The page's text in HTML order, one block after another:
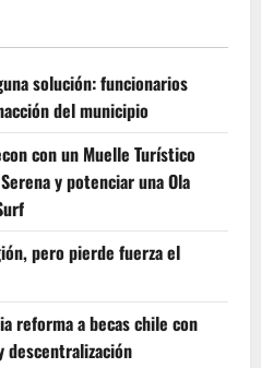
solución: funcionarios
del municipio
con un Muelle Turístico
y potenciar una Ola
pero pierde fuerza el
reforma a becas chile con
descentralización